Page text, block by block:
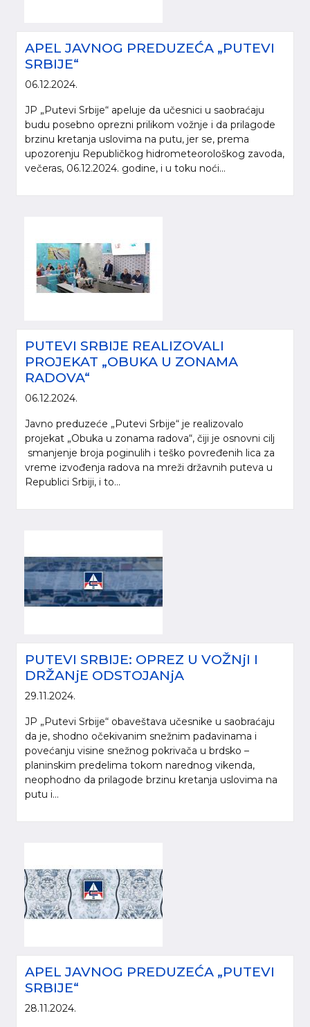
APEL JAVNOG PREDUZEĆA „PUTEVI
SRBIJE“
06.12.2024.
JP „Putevi Srbije“ apeluje da učesnici u saobraćaju
budu posebno oprezni prilikom vožnje i da prilagode
brzinu kretanja uslovima na putu, jer se, prema
upozorenju Republičkog hidrometeorološkog zavoda,
večeras, 06.12.2024. godine, i u toku noći...
PUTEVI SRBIJE REALIZOVALI
PROJEKAT „OBUKA U ZONAMA
RADOVA“
06.12.2024.
Javno preduzeće „Putevi Srbije“ je realizovalo
projekat „Obuka u zonama radova“, čiji je osnovni cilj
smanjenje broja poginulih i teško povređenih lica za
vreme izvođenja radova na mreži državnih puteva u
Republici Srbiji, i to...
PUTEVI SRBIJE: OPREZ U VOŽNjI I
DRŽANjE ODSTOJANjA
29.11.2024.
JP „Putevi Srbije“ obaveštava učesnike u saobraćaju
da je, shodno očekivanim snežnim padavinama i
povećanju visine snežnog pokrivača u brdsko –
planinskim predelima tokom narednog vikenda,
neophodno da prilagode brzinu kretanja uslovima na
putu i...
APEL JAVNOG PREDUZEĆA „PUTEVI
SRBIJE“
28.11.2024.